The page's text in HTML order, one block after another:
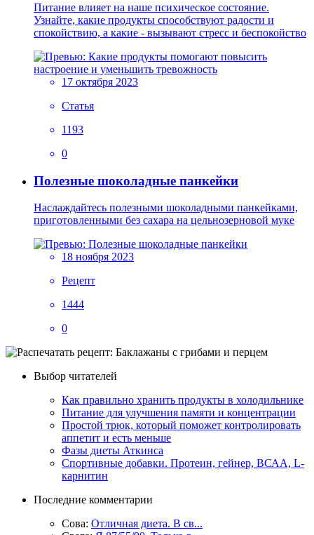
Питание влияет на наше психическое состояние.
Узнайте, какие продукты способствуют радости и
спокойствию, а какие - вызывают стресс и беспокойство
17 октября 2023
Статья
1193
0
Полезные шоколадные панкейки
Наслаждайтесь полезными шоколадными панкейками,
приготовленными без сахара на цельнозерновой муке
18 ноября 2023
Рецепт
1444
0
Выбор читателей
Как правильно хранить продукты в холодильнике
Питание для улучшения памяти и концентрации
Простой трюк, который поможет контролировать
аппетит и есть меньше
Фазы диеты Аткинса
Спортивные добавки. Протеин, гейнер, ВСАА, L-
карнитин
Последние комментарии
Сова: Отличная диета. В св...